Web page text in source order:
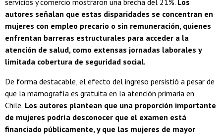
servicios y comercio mostraron una brecha del 21%. Los
autores señalan que estas disparidades se concentran en
mujeres con empleo precario o sin remuneración, quienes
enfrentan barreras estructurales para acceder a la
atención de salud, como extensas jornadas laborales y
limitada cobertura de seguridad social.
De forma destacable, el efecto del ingreso persistió a pesar de
que la mamografía es gratuita en la atención primaria en
Chile. Los autores plantean que una proporción importante
de mujeres podría desconocer que el examen está
financiado públicamente, y que las mujeres de mayor